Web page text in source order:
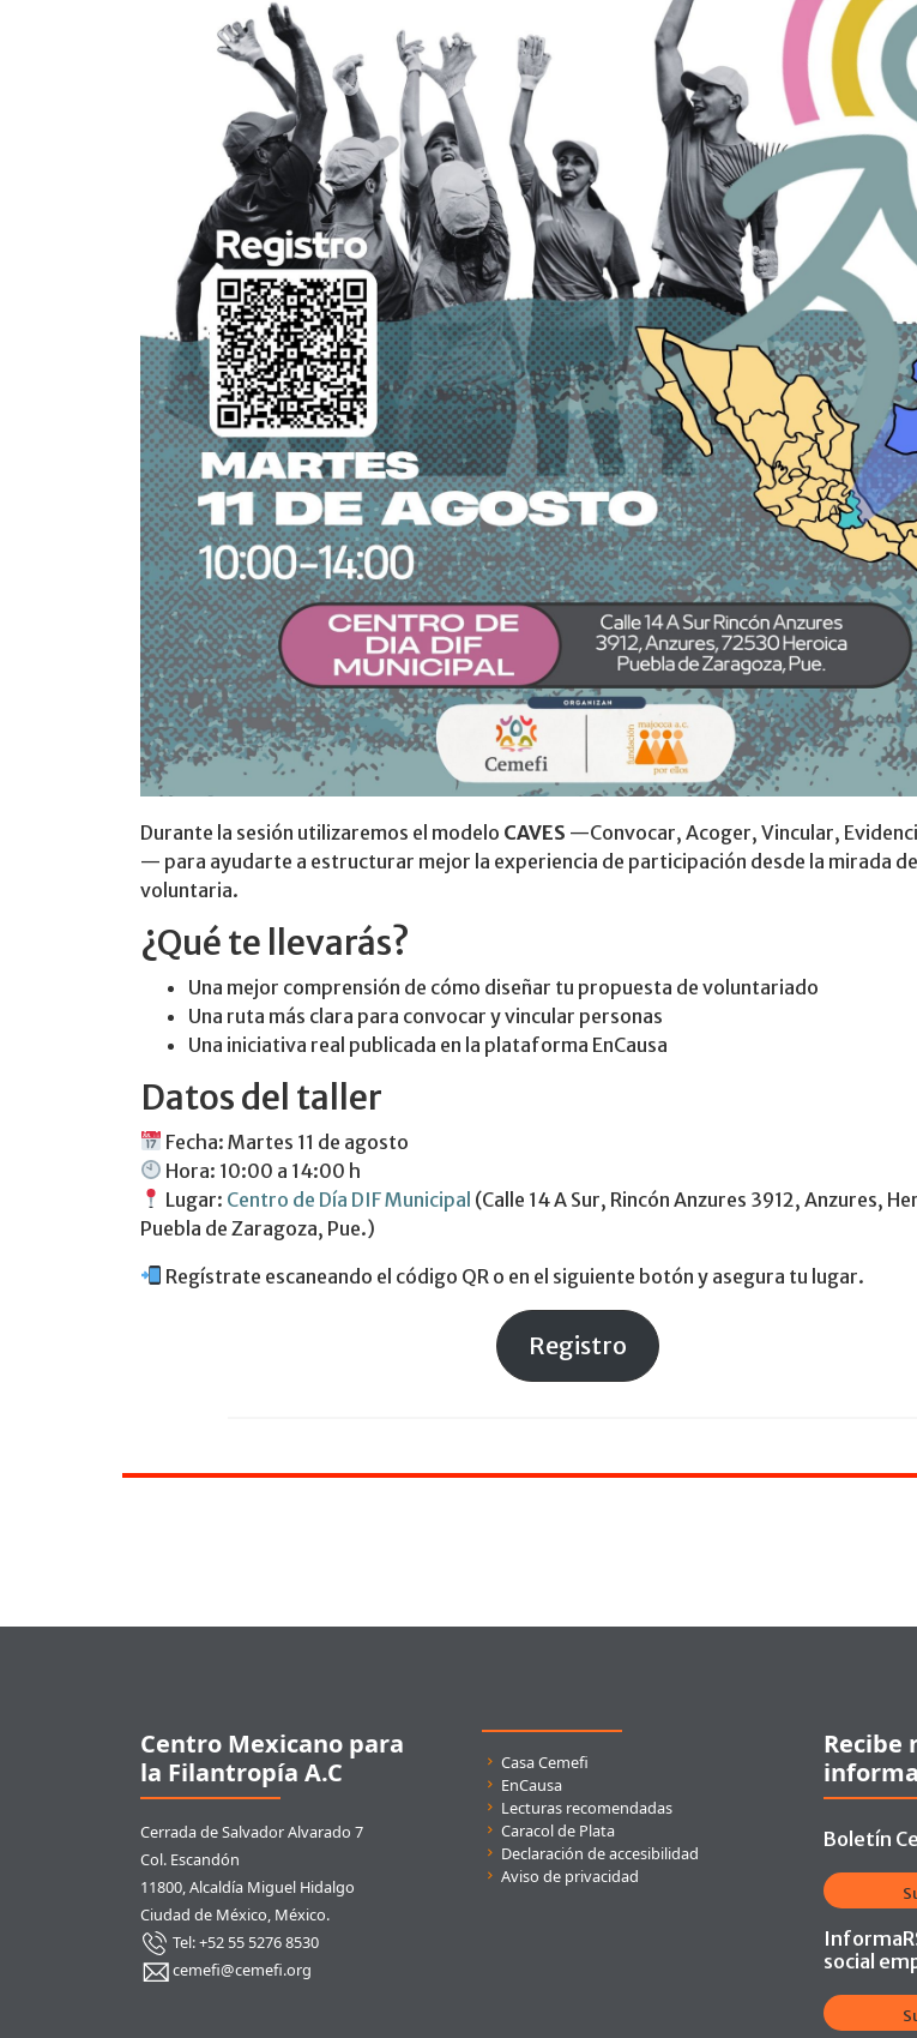
Durante la sesión utilizaremos el modelo CAVES —Convocar, Acoger, Vincular,
— para ayudarte a estructurar mejor la experiencia de participación desde la mirada
voluntaria.
¿Qué te llevarás?
Una mejor comprensión de cómo diseñar tu propuesta de voluntariado
Una ruta más clara para convocar y vincular personas
Una iniciativa real publicada en la plataforma EnCausa
Datos del taller
Fecha: Martes 11 de agosto
Hora: 10:00 a 14:00 h
Lugar: Centro de Día DIF Municipal (Calle 14 A Sur, Rincón Anzures 3912, Anzures,
Puebla de Zaragoza, Pue.)
Regístrate escaneando el código QR o en el siguiente botón y asegura tu lugar.
Registro
Centro Mexicano para
la Filantropía A.C
Cerrada de Salvador Alvarado 7
Col. Escandón
11800, Alcaldía Miguel Hidalgo
Ciudad de México, México.
Tel: +52 55 5276 8530
cemefi@cemefi.org
Enlaces rápidos
Casa Cemefi
EnCausa
Lecturas recomendadas
Caracol de Plata
Declaración de accesibilidad
Aviso de privacidad
Recibe
Boletín
social